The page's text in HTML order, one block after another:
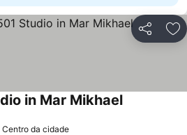
Partilhar
in Mar Mikhael
Centro da cidade